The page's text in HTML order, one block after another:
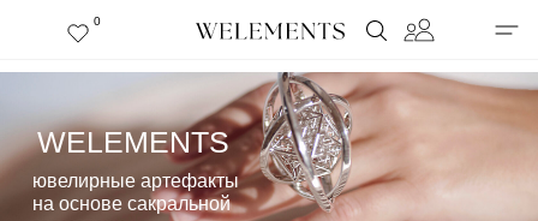
0
WELEMENTS
ювелирные артефакты
на основе сакральной
геометрии